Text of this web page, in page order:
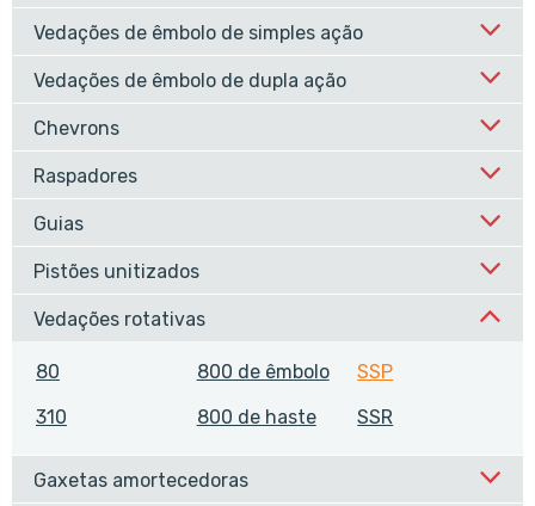
Vedações de êmbolo de simples ação
Vedações de êmbolo de dupla ação
Chevrons
Raspadores
Guias
Pistões unitizados
Vedações rotativas
80
310
800 de êmbolo
800 de haste
SSP
SSR
Gaxetas amortecedoras